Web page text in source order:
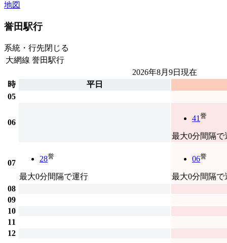
地図
誉田駅行
系統・行先閉じる
大網線 誉田駅行
2026年8月9日 現在
時
平日
05
06 41 誉
最大0分間隔で
07 28誉
最大0分間隔で運行
06誉
最大0分間隔で
08
09
10
11
12